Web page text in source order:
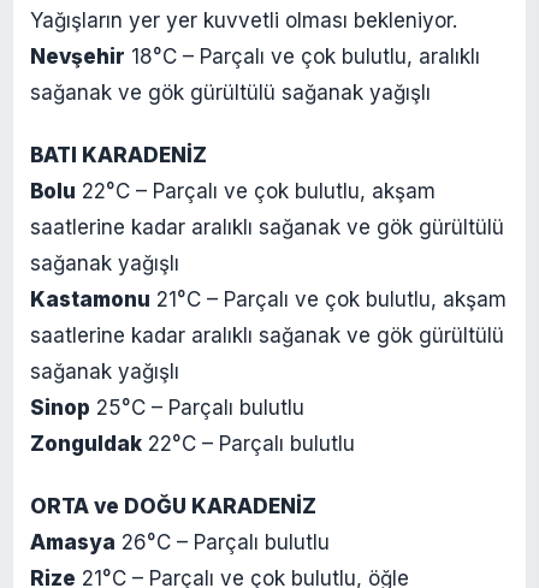
Yağışların yer yer kuvvetli olması bekleniyor.
Nevşehir 18°C – Parçalı ve çok bulutlu, aralıklı
sağanak ve gök gürültülü sağanak yağışlı
BATI KARADENİZ
Bolu 22°C – Parçalı ve çok bulutlu, akşam
saatlerine kadar aralıklı sağanak ve gök gürültülü
sağanak yağışlı
Kastamonu 21°C – Parçalı ve çok bulutlu, akşam
saatlerine kadar aralıklı sağanak ve gök gürültülü
sağanak yağışlı
Sinop 25°C – Parçalı bulutlu
Zonguldak 22°C – Parçalı bulutlu
ORTA ve DOĞU KARADENİZ
Amasya 26°C – Parçalı bulutlu
Rize 21°C – Parçalı ve çok bulutlu, öğle